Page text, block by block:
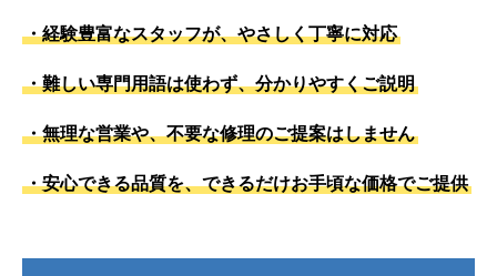
・経験豊富なスタッフが、やさしく丁寧に対応
・難しい専門用語は使わず、分かりやすくご説明
・無理な営業や、不要な修理のご提案はしません
・安心できる品質を、できるだけお手頃な価格でご提供